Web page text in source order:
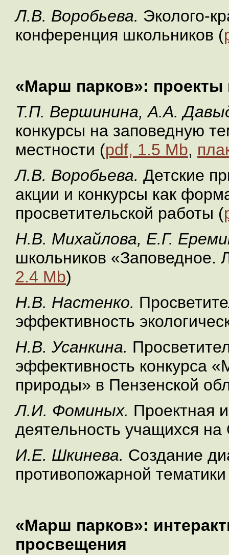
Л.В. Воробьева. Эколого-
конференция школьников (
«Марш парков»: проекты
Т.П. Вершинина, А.А.
конкурсы на заповедную
местности (pdf, 1.5 Mb,
Л.В. Воробьева. Детские
акции и конкурсы как
просветительской работы (
Н.В. Михайлова, Е.Г.
школьников «Заповедное.
2.4 Mb)
Н.В. Настенко.
эффективность
Н.В. Усанкина.
эффективность конкурса
природы» в Пензенской
Л.И. Фоминых. Проектная
деятельность учащихся
И.Е. Шкинева. Создание
противопожарной
«Марш парков»:
просвещения